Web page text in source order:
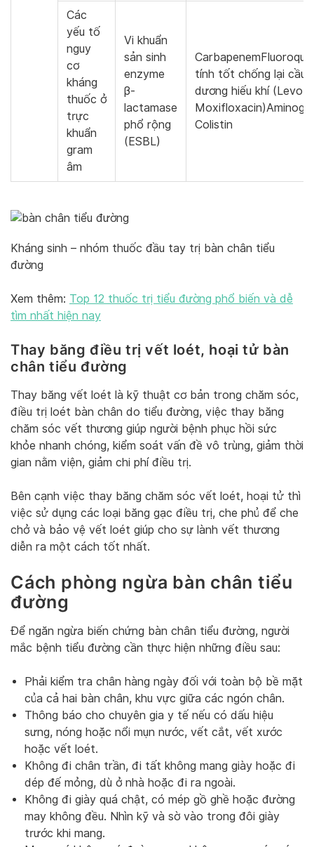
Các
yếu tố
nguy
cơ
kháng
thuốc ở
trực
khuẩn
gram
âm
Vi khuẩn
sản sinh
enzyme
β-
lactamase
phổ rộng
(ESBL)
tính tốt chống lại cầu
dương hiếu khí
Colistin
Kháng sinh – nhóm thuốc đầu tay trị bàn chân tiểu
đường
Xem thêm: Top 12 thuốc trị tiểu đường phổ biến và dễ
tìm nhất hiện nay
Thay băng điều trị vết loét, hoại tử bàn
chân tiểu đường
Thay băng vết loét là kỹ thuật cơ bản trong chăm sóc,
điều trị loét bàn chân do tiểu đường, việc thay băng
chăm sóc vết thương giúp người bệnh phục hồi sức
khỏe nhanh chóng, kiểm soát vấn đề vô trùng, giảm thời
gian nằm viện, giảm chi phí điều trị.
Bên cạnh việc thay băng chăm sóc vết loét, hoại tử thì
việc sử dụng các loại băng gạc điều trị, che phủ để che
chở và bảo vệ vết loét giúp cho sự lành vết thương
diễn ra một cách tốt nhất.
Cách phòng ngừa bàn chân tiểu
đường
Để ngăn ngừa biến chứng bàn chân tiểu đường, người
mắc bệnh tiểu đường cần thực hiện những điều sau:
Phải kiểm tra chân hàng ngày đối với toàn bộ bề mặt
của cả hai bàn chân, khu vực giữa các ngón chân.
Thông báo cho chuyên gia y tế nếu có dấu hiệu
sưng, nóng hoặc nổi mụn nước, vết cắt, vết xước
hoặc vết loét.
Không đi chân trần, đi tất không mang giày hoặc đi
dép đế mỏng, dù ở nhà hoặc đi ra ngoài.
Không đi giày quá chật, có mép gồ ghề hoặc đường
may không đều. Nhìn kỹ và sờ vào trong đôi giày
trước khi mang.